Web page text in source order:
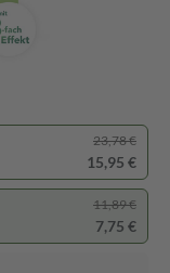
23,78 €
15,95 €
11,89 €
7,75 €